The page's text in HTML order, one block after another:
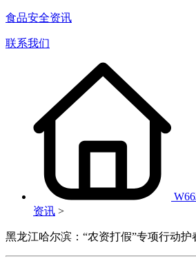
食品安全资讯
联系我们
资讯 >
黑龙江哈尔滨：“农资打假”专项行动护